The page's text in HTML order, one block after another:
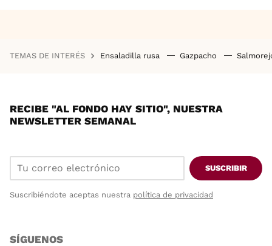
TEMAS DE INTERÉS Ensaladilla rusa Gazpacho
RECIBE "AL FONDO HAY SITIO", NUESTRA
NEWSLETTER SEMANAL
SUSCRIBIR
Suscribiéndote aceptas nuestra política de privacidad
SÍGUENOS